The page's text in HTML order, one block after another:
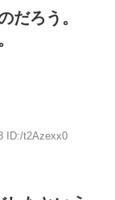
だろう。
ID:/t2Azexx0